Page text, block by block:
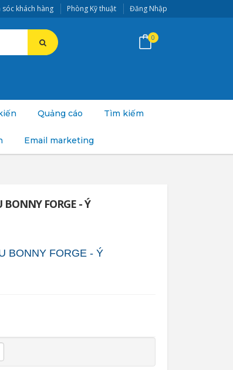
sóc khách hàng Phòng Kỹ thuật Đăng Nhập
0
Quảng cáo Tìm kiếm
Email marketing
FORGE - Ý
BONNY FORGE - Ý